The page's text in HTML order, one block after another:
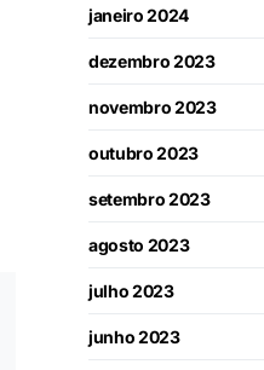
janeiro 2024
dezembro 2023
novembro 2023
outubro 2023
setembro 2023
agosto 2023
julho 2023
junho 2023